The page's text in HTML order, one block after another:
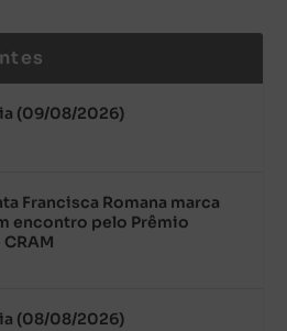
(09/08/2026)
Francisca Romana marca
encontro pelo Prêmio
(08/08/2026)